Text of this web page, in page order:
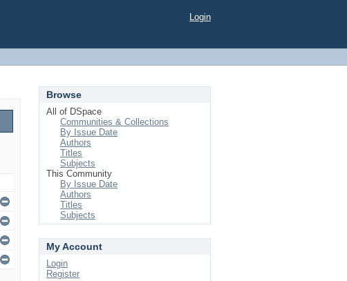
Login
Browse
All of DSpace
Communities & Collections
By Issue Date
Authors
Titles
Subjects
This Community
By Issue Date
Authors
Titles
Subjects
My Account
Login
Register